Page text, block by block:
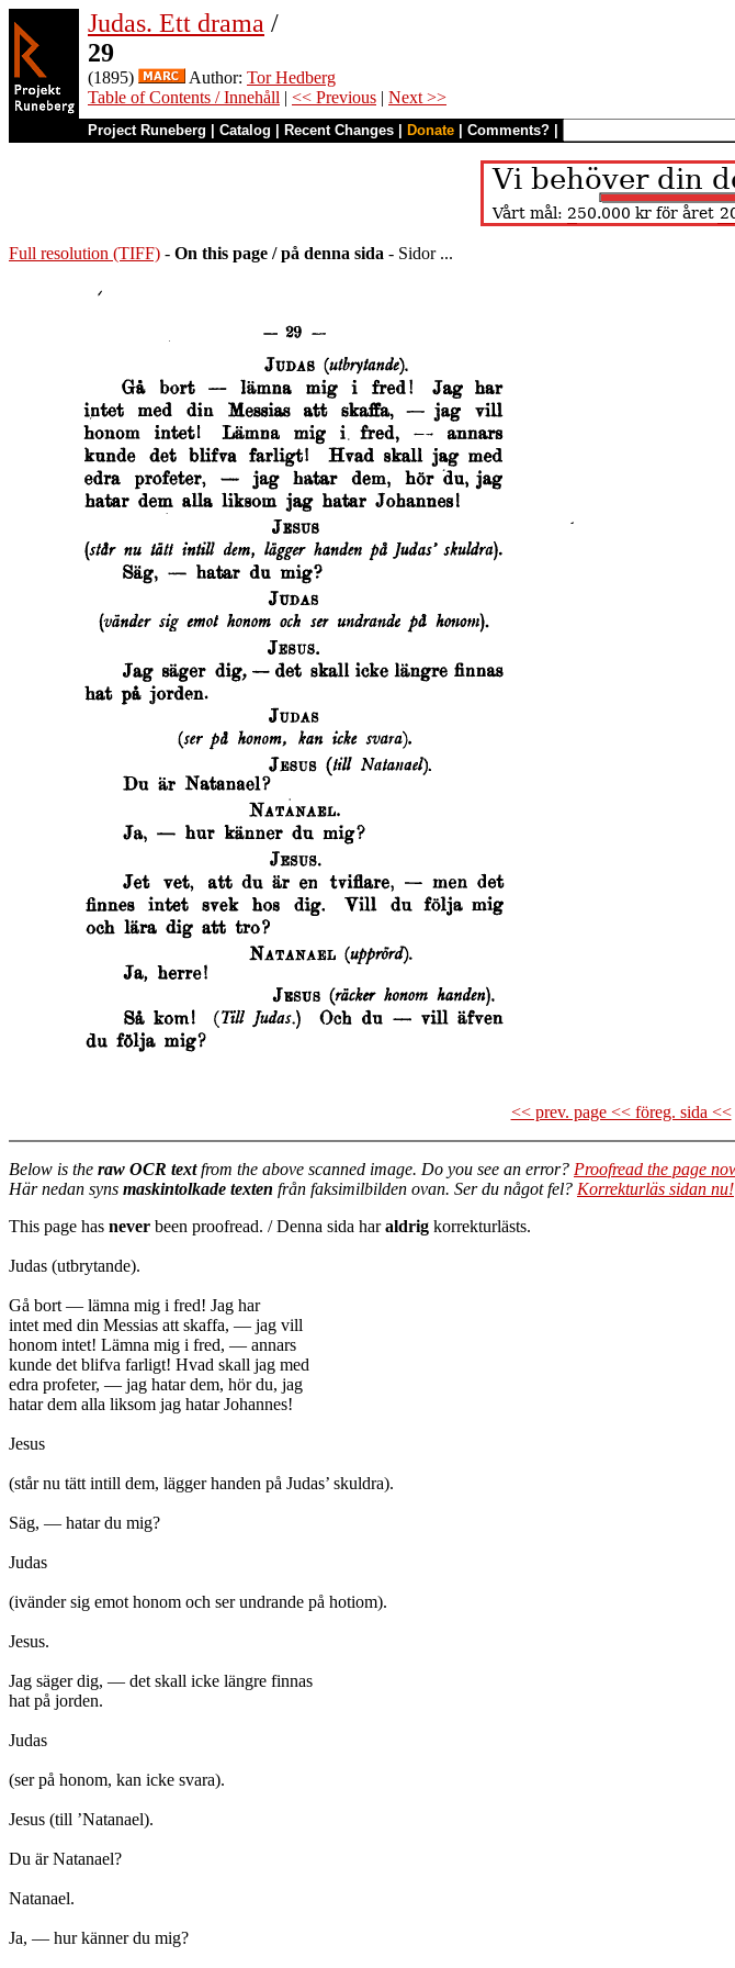
Judas. Ett drama /
29
(1895) Author: Tor Hedberg
Table of Contents / Innehåll | << Previous | Next >>
Project Runeberg Catalog Recent Changes Donate Comments?
Full resolution (TIFF) - On this page / på denna sida - Sidor ...
<< prev. page << föreg. sida <<
Below is the raw OCR textfrom the above scanned image. Do you see an error? Proofread the page
Här nedan syns maskintolkade texten från faksimilbilden ovan. Ser du något fel? Korrekturläs sidan nu!
This page has never been proofread. / Denna sida haraldrig korrekturlästs.
Judas (utbrytande).
Gå bort — lämna mig i fred! Jag har
intet med din Messias att skaffa, — jag vill
honom intet! Lämna mig i fred, — annars
kunde det blifva farligt! Hvad skall jag med
edra profeter, — jag hatar dem, hör du, jag
hatar dem alla liksom jag hatar Johannes!
Jesus
(står nu tätt intill dem, lägger handen på Judas’ skuldra).
Säg, — hatar du mig?
Judas
(ivänder sig emot honom och ser undrande på hotiom).
Jesus.
Jag säger dig, — det skall icke längre finnas
hat på jorden.
Judas
(ser på honom, kan icke svara).
Jesus (till ’Natanael).
Du är Natanael?
Natanael.
Ja, — hur känner du mig?